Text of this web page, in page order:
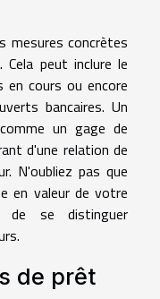
mesures concrètes
peut inclure le
cours ou encore
bancaires. Un
un gage de
d'une relation de
N'oubliez pas que
en valeur de votre
se distinguer
de prêt